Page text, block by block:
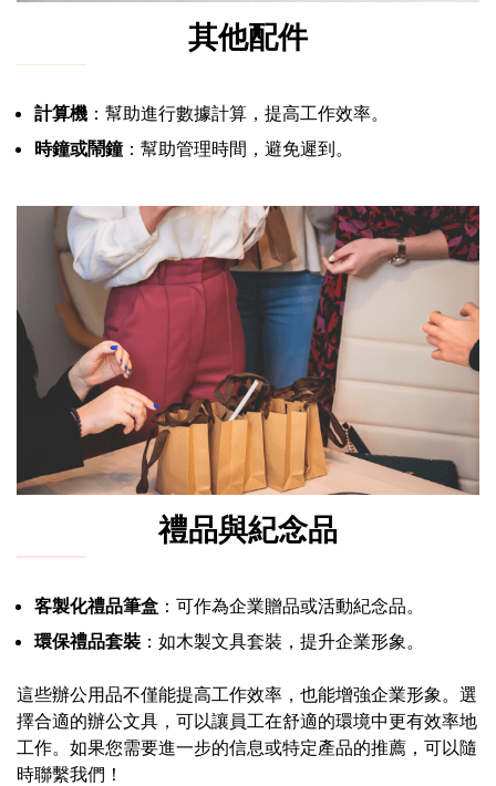
其他配件
計算機 ：幫助進行數據計算，提高工作效率。
時鐘或鬧鐘：幫助管理時間，避免遲到。
禮品與紀念品
客製化禮品筆盒 ：可作為企業贈品或活動紀念品。
環保禮品套裝 ：如木製文具套裝，提升企業形象。
這些辦公用品不僅能提高工作效率，也能增強企業形象。選
擇合適的辦公文具，可以讓員工在舒適的環境中更有效率地
工作。如果您需要進一步的信息或特定產品的推薦，可以隨
時聯繫我們！